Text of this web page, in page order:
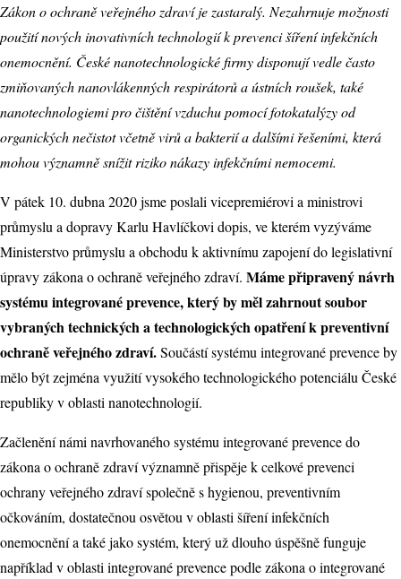
Zákon o ochraně veřejného zdraví je zastaralý. Nezahrnuje možnosti
použití nových inovativních technologií k prevenci šíření infekčních
onemocnění. České nanotechnologické firmy disponují vedle často
zmiňovaných nanovlákenných respirátorů a ústních roušek, také
nanotechnologiemi pro čištění vzduchu pomocí fotokatalýzy od
organických nečistot včetně virů a bakterií a dalšími řešeními, která
mohou významně snížit riziko nákazy infekčními nemocemi.
V pátek 10. dubna 2020 jsme poslali vicepremiérovi a ministrovi
průmyslu a dopravy Karlu Havlíčkovi dopis, ve kterém vyzýváme
Ministerstvo průmyslu a obchodu k aktivnímu zapojení do legislativní
úpravy zákona o ochraně veřejného zdraví. Máme připravený návrh
systému integrované prevence, který by měl zahrnout soubor
vybraných technických a technologických opatření k preventivní
ochraně veřejného zdraví.Součástí systému integrované prevence by
mělo být zejména využití vysokého technologického potenciálu České
republiky v oblasti nanotechnologií.
Začlenění námi navrhovaného systému integrované prevence do
zákona o ochraně zdraví významně přispěje k celkové prevenci
ochrany veřejného zdraví společně s hygienou, preventivním
očkováním, dostatečnou osvětou v oblasti šíření infekčních
onemocnění a také jako systém, který už dlouho úspěšně funguje
například v oblasti integrované prevence podle zákona o integrované